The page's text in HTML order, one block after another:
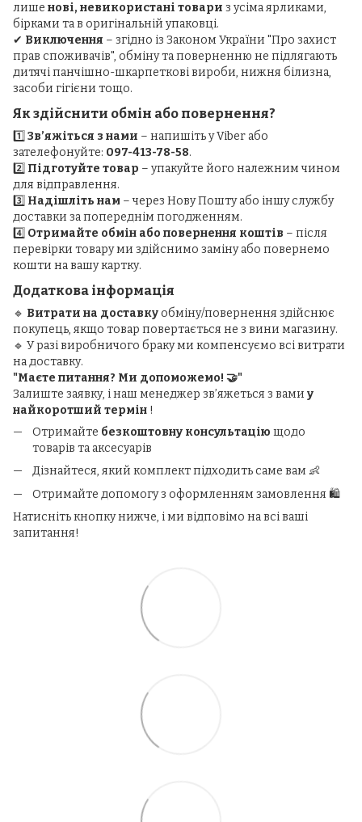
лише нові, невикористані товари з усіма ярликами,
бірками та в оригінальній упаковці.
✔ Виключення – згідно із Законом України "Про захист
прав споживачів", обміну та поверненню не підлягають
дитячі панчішно-шкарпеткові вироби, нижня білизна,
засоби гігієни тощо.
Як здійснити обмін або повернення?
1️⃣ Зв’яжіться з нами – напишіть у Viber або
зателефонуйте: 097-413-78-58.
2️⃣ Підготуйте товар – упакуйте його належним чином
для відправлення.
3️⃣ Надішліть нам – через Нову Пошту або іншу службу
доставки за попереднім погодженням.
4️⃣ Отримайте обмін або повернення коштів – після
перевірки товару ми здійснимо заміну або повернемо
кошти на вашу картку.
Додаткова інформація
🔹 Витрати на доставкуобміну/повернення здійснює
покупець, якщо товар повертається не з вини магазину.
🔹 У разі виробничого браку ми компенсуємо всі витрати
на доставку.
"Маєте питання? Ми допоможемо! 🤝"
Залиште заявку, і наш менеджер зв’яжеться з вами у
найкоротший термін !
Отримайте безкоштовну консультацію щодо
товарів та аксесуарів
Дізнайтеся, який комплект підходить саме вам 👶
Отримайте допомогу з оформленням замовлення 🛍️
Натисніть кнопку нижче, і ми відповімо на всі ваші
запитання!